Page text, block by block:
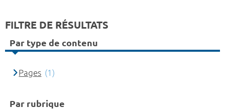
FILTRE DE RÉSULTATS
Par type de contenu
Pages (1)
Par rubrique